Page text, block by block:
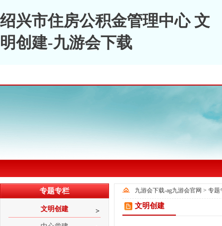
绍兴市住房公积金管理中心 文
明创建-九游会下载
专题专栏
文明创建
九游会下载-ag九游会官网 > 专题
文明创建